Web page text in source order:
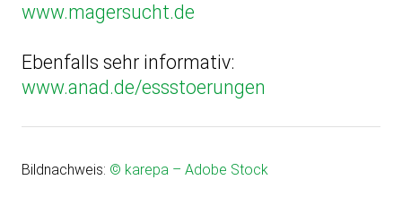
www.magersucht.de
Ebenfalls sehr informativ:
www.anad.de/essstoerungen
Bildnachweis: © karepa – Adobe Stock